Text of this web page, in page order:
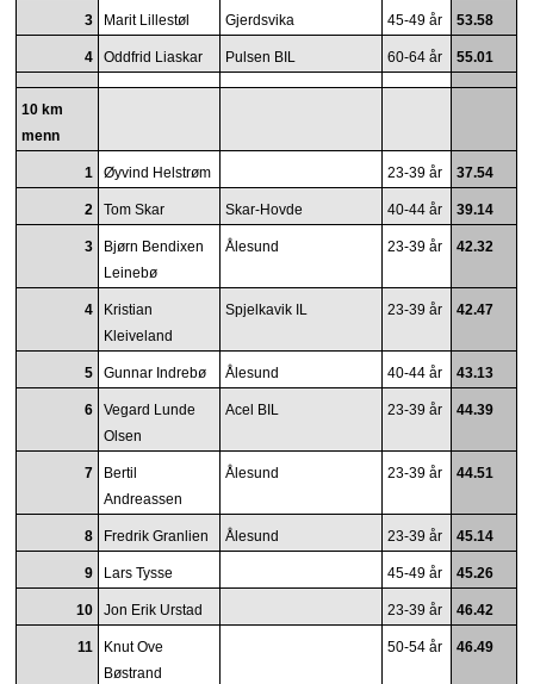
3 Marit Lillestøl Gjerdsvika 45-49 år 53.58
4 Oddfrid Liaskar Pulsen BIL 60-64 år 55.01
10 km
menn
1 Øyvind Helstrøm 23-39 år 37.54
2 Tom Skar Skar-Hovde 40-44 år 39.14
3
Bjørn Bendixen
Leinebø
Ålesund 23-39 år 42.32
4
Kristian
Kleiveland
Spjelkavik IL 23-39 år 42.47
5 Gunnar Indrebø Ålesund 40-44 år 43.13
6
Vegard Lunde
Olsen
Acel BIL 23-39 år 44.39
7
Bertil
Andreassen
Ålesund 23-39 år 44.51
8 Fredrik Granlien Ålesund 23-39 år 45.14
9 Lars Tysse 45-49 år 45.26
10 Jon Erik Urstad 23-39 år 46.42
11
Knut Ove
Bøstrand
50-54 år 46.49